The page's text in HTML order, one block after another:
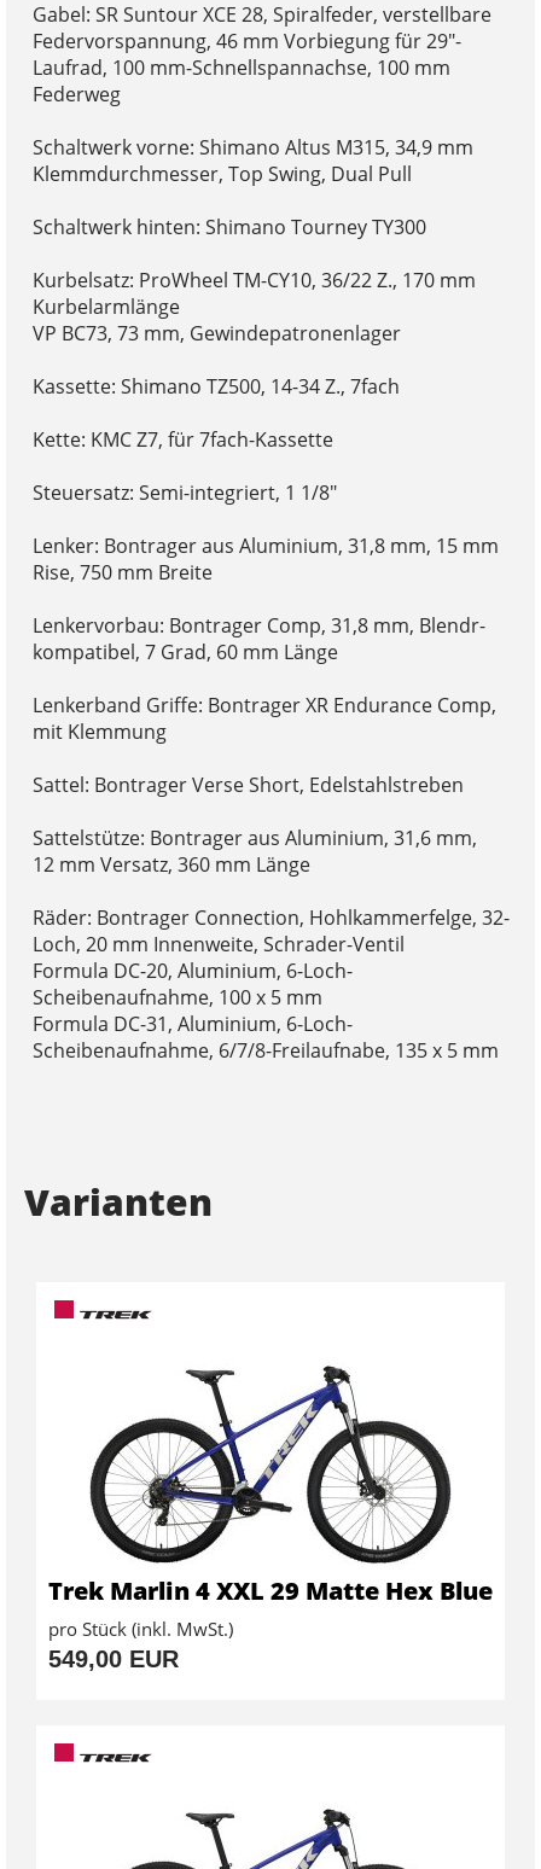
Gabel: SR Suntour XCE 28, Spiralfeder, verstellbare
Federvorspannung, 46 mm Vorbiegung für 29"-
Laufrad, 100 mm-Schnellspannachse, 100 mm
Federweg
Schaltwerk vorne: Shimano Altus M315, 34,9 mm
Klemmdurchmesser, Top Swing, Dual Pull
Schaltwerk hinten: Shimano Tourney TY300
Kurbelsatz: ProWheel TM-CY10, 36/22 Z., 170 mm
Kurbelarmlänge
VP BC73, 73 mm, Gewindepatronenlager
Kassette: Shimano TZ500, 14-34 Z., 7fach
Kette: KMC Z7, für 7fach-Kassette
Steuersatz: Semi-integriert, 1 1/8"
Lenker: Bontrager aus Aluminium, 31,8 mm, 15 mm
Rise, 750 mm Breite
Lenkervorbau: Bontrager Comp, 31,8 mm, Blendr-
kompatibel, 7 Grad, 60 mm Länge
Lenkerband Griffe: Bontrager XR Endurance Comp,
mit Klemmung
Sattel: Bontrager Verse Short, Edelstahlstreben
Sattelstütze: Bontrager aus Aluminium, 31,6 mm,
12 mm Versatz, 360 mm Länge
Räder: Bontrager Connection, Hohlkammerfelge, 32-
Loch, 20 mm Innenweite, Schrader-Ventil
Formula DC-20, Aluminium, 6-Loch-
Scheibenaufnahme, 100 x 5 mm
Formula DC-31, Aluminium, 6-Loch-
Scheibenaufnahme, 6/7/8-Freilaufnabe, 135 x 5 mm
Varianten
Trek Marlin 4 XXL 29 Matte Hex Blue
pro Stück (inkl. MwSt.)
549,00 EUR